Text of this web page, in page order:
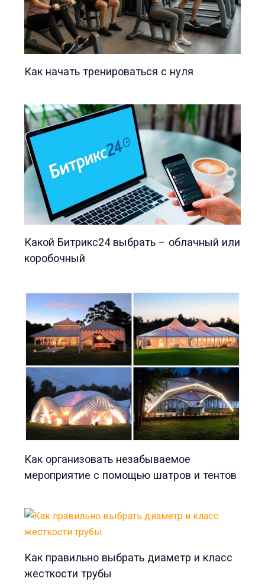
Как начать тренироваться с нуля
Какой Битрикс24 выбрать – облачный или
коробочный
Как организовать незабываемое
мероприятие с помощью шатров и тентов
Как правильно выбрать диаметр и класс
жесткости трубы